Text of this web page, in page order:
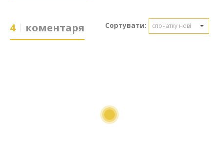
4 коментаря Сортувати: спочатку нові